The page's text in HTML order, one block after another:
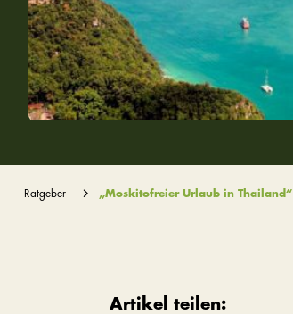
Ratgeber „Moskitofreier Urlaub in Thailand“
Artikel teilen: